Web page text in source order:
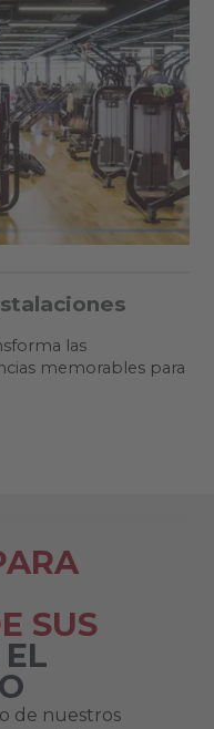
las
memorables para
SUS
de nuestros